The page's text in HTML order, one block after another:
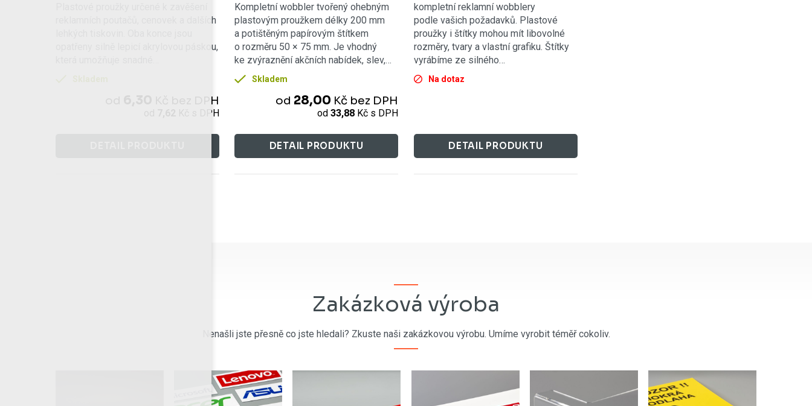
reklamních poutačů, cenovek a dalších
opatřeny silně lepicí akrylovou páskou,
bez DPH
s DPH
Kompletní wobbler tvořený ohebným
plastovým proužkem délky 200 mm
a potištěným papírovým štítkem
o rozměru 50 × 75 mm. Je vhodný
ke zvýraznění akčních nabídek, slev,…
Skladem
od 28,00 Kč bez DPH
od 33,88 Kč s DPH
DETAIL PRODUKTU
kompletní reklamní wobblery
podle vašich požadavků. Plastové
proužky i štítky mohou mít libovolné
rozměry, tvary a vlastní grafiku. Štítky
vyrábíme ze silného…
Na dotaz
DETAIL PRODUKTU
Zakázková výroba
Nenašli jste přesně co jste hledali? Zkuste naši zakázkovou výrobu. Umíme vyrobit téměř cokoliv.